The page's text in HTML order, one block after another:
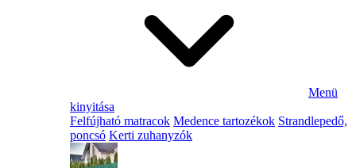
Menü
kinyitása
Felfújható matracok Medence tartozékok Strandlepedő,
poncsó Kerti zuhanyzók